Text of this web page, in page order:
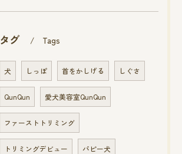
タグ Tags
犬 しっぽ 首をかしげる しぐさ
QunQun 愛犬美容室QunQun
ファーストトリミング
トリミングデビュー パピー犬